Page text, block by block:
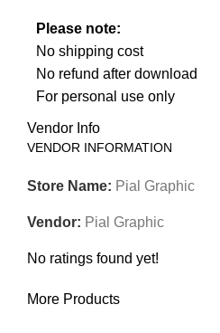
Please note:
No shipping cost
No refund after download
For personal use only
Vendor Info
VENDOR INFORMATION
Store Name: Pial Graphic
Vendor: Pial Graphic
No ratings found yet!
More Products